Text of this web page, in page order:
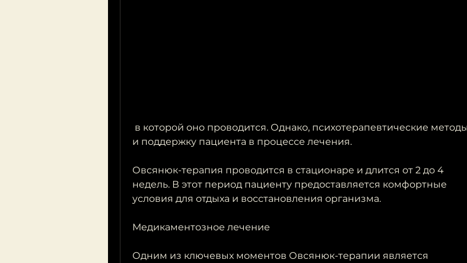
и поддержку пациента в процессе лечения.
Овсянюк-терапия проводится в стационаре и длится от 2 до 4
недель. В этот период пациенту предоставляется комфортные
условия для отдыха и восстановления организма.
Медикаментозное лечение
Одним из ключевых моментов Овсянюк-терапии является